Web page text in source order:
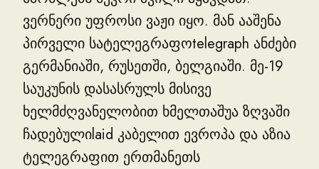
ვერნერი უფროსი ვაჟი იყო. მან ააშენა
პირველი სატელეგრაფოtelegraph ანძები
გერმანიაში, რუსეთში, ბელგიაში. მე-19
საუკუნის დასასრულს მისივე
ხელმძღვანელობით ხმელთაშუა ზღვაში
ჩადებულიlaid კაბელით ევროპა და აზია
ტელეგრაფით ერთმანეთს